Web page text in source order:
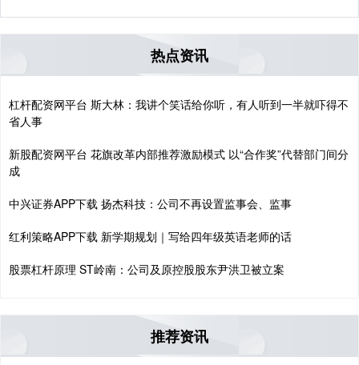
热点资讯
杠杆配资网平台 斯大林：我讲个笑话给你听，有人听到一半就吓得不
省人事
新股配资网平台 花旗改革内部推荐激励模式 以“合作奖”代替部门间分
成
中兴证券APP下载 扬杰科技：公司不再设置监事会、监事
红利策略APP下载 新学期规划｜写给四年级英语老师的话
股票杠杆原理 ST岭南：公司及原控股股东尹洪卫被立案
推荐资讯